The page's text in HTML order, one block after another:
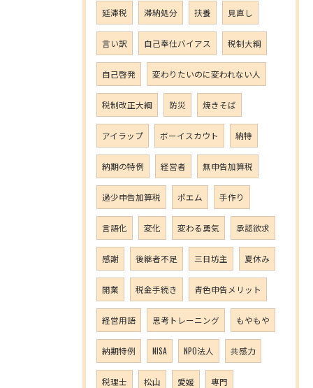
延滞税 滞納処分 扶養 見直し
言い訳 自己奉仕バイアス 税制大綱
自己啓発 変わりたいのに変われない人
税制改正大綱 防災 焼きそば
アイラップ ボーイスカウト 納特
納期の特例 経営者 無申告加算税
過少申告加算税 ポエム 手作り
言語化 変化 変わる勇気 承認欲求
感謝 後継者不足 三日坊主 夏休み
開業 税金手続き 青色申告メリット
経営用語 思考トレーニング もやもや
納期特例 NISA NPO法人 共感力
税理士 松山 愛媛 専門